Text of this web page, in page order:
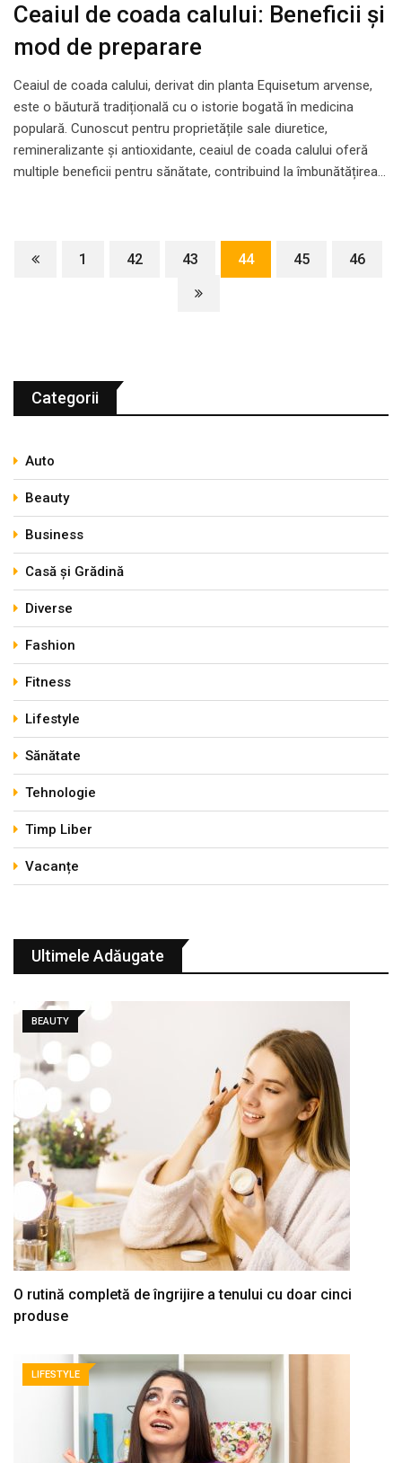
Ceaiul de coada calului: Beneficii și
mod de preparare
Ceaiul de coada calului, derivat din planta Equisetum arvense,
este o băutură tradițională cu o istorie bogată în medicina
populară. Cunoscut pentru proprietățile sale diuretice,
remineralizante și antioxidante, ceaiul de coada calului oferă
multiple beneficii pentru sănătate, contribuind la îmbunătățirea…
1 42 43 44 45 46
Categorii
Auto
Beauty
Business
Casă și Grădină
Diverse
Fashion
Fitness
Lifestyle
Sănătate
Tehnologie
Timp Liber
Vacanțe
Ultimele Adăugate
BEAUTY
O rutină completă de îngrijire a tenului cu doar cinci
produse
LIFESTYLE